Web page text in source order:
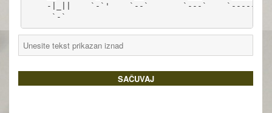
    -|_||    `-`'    `--`       `---`    `-----`